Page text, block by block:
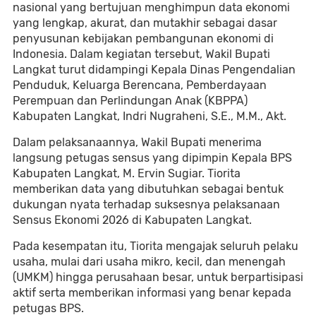
nasional yang bertujuan menghimpun data ekonomi
yang lengkap, akurat, dan mutakhir sebagai dasar
penyusunan kebijakan pembangunan ekonomi di
Indonesia. Dalam kegiatan tersebut, Wakil Bupati
Langkat turut didampingi Kepala Dinas Pengendalian
Penduduk, Keluarga Berencana, Pemberdayaan
Perempuan dan Perlindungan Anak (KBPPA)
Kabupaten Langkat, Indri Nugraheni, S.E., M.M., Akt.
Dalam pelaksanaannya, Wakil Bupati menerima
langsung petugas sensus yang dipimpin Kepala BPS
Kabupaten Langkat, M. Ervin Sugiar. Tiorita
memberikan data yang dibutuhkan sebagai bentuk
dukungan nyata terhadap suksesnya pelaksanaan
Sensus Ekonomi 2026 di Kabupaten Langkat.
Pada kesempatan itu, Tiorita mengajak seluruh pelaku
usaha, mulai dari usaha mikro, kecil, dan menengah
(UMKM) hingga perusahaan besar, untuk berpartisipasi
aktif serta memberikan informasi yang benar kepada
petugas BPS.